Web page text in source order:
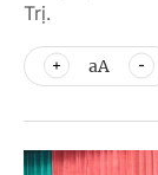
Trị.
aA